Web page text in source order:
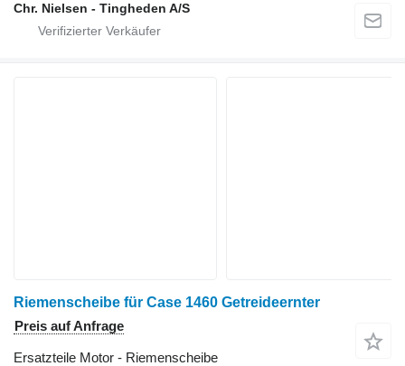
Chr. Nielsen - Tingheden A/S
Riemenscheibe für Case 1460 Getreideernter
Preis auf Anfrage
Ersatzteile Motor - Riemenscheibe